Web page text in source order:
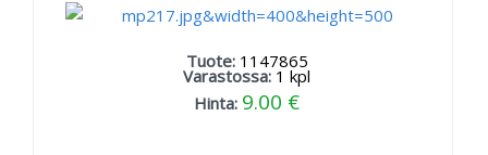
Tuote: 1147865
Varastossa: 1 kpl
Hinta: 9.00 €